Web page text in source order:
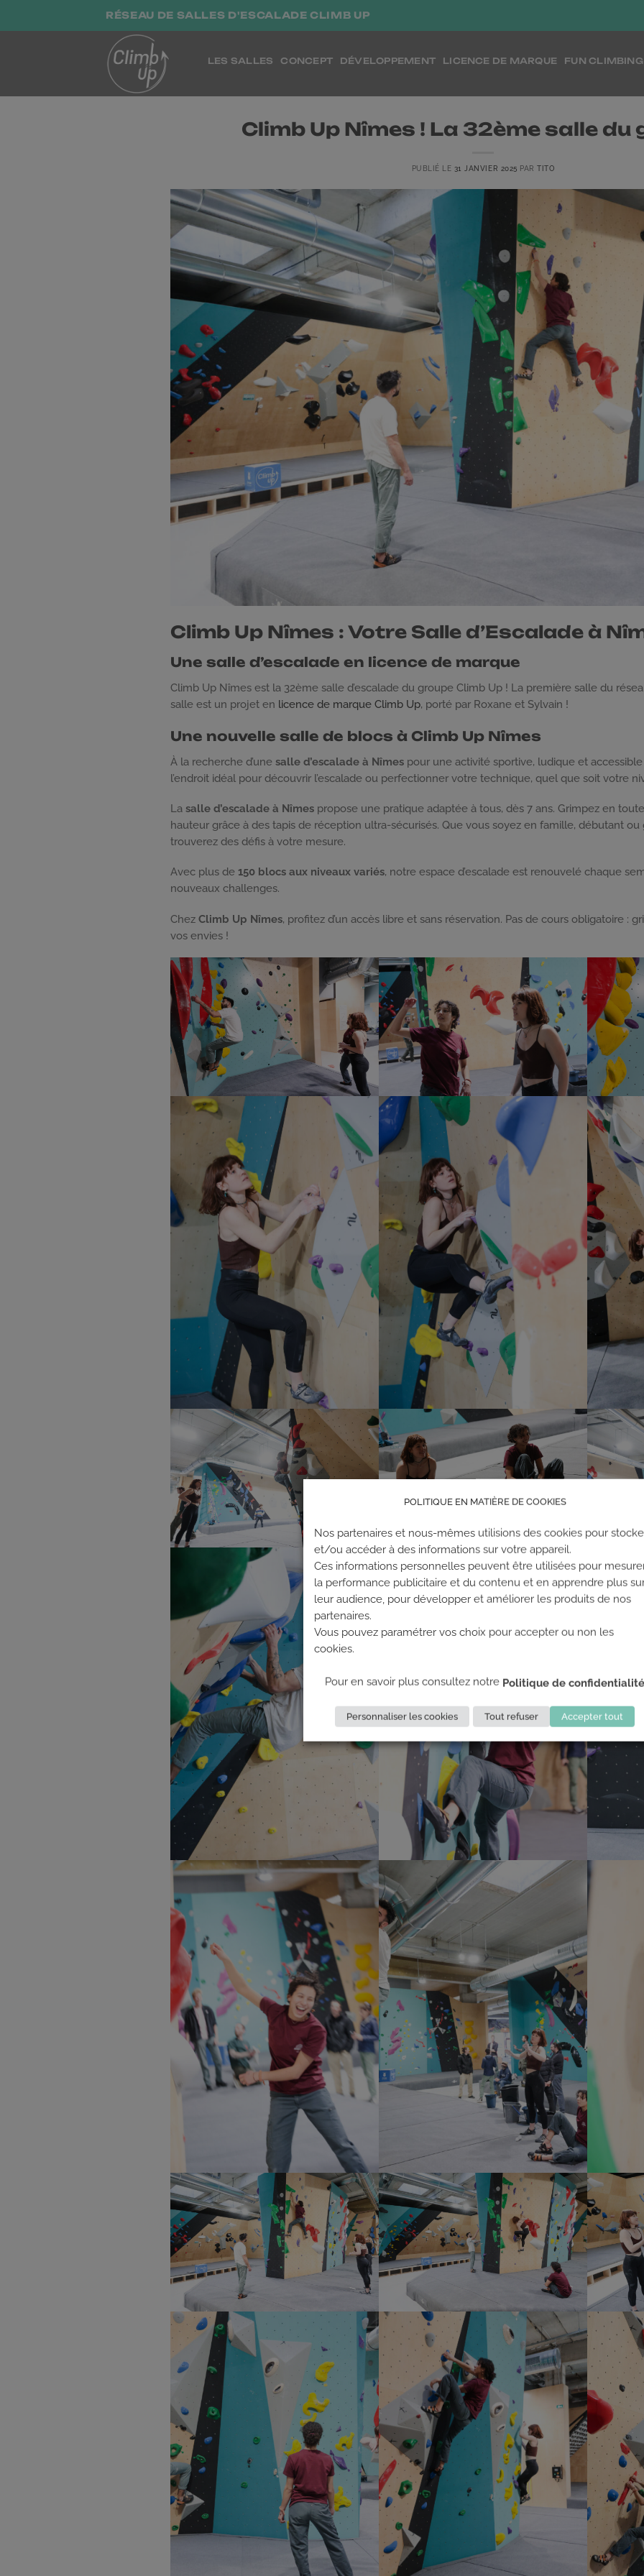
RÉSEAU DE SALLES D'ESCALADE CLIMB UP
LES SALLES CONCEPT DÉVELOPPEMENT LICENCE DE MARQUE FUN CLIMBING
Climb Up Nîmes ! La 32ème salle du
PUBLIÉ LE 31 JANVIER 2025 PARTITO
Climb Up Nîmes : Votre Salle d’Escalade à
Une salle d’escalade en licence de marque
Climb Up Nîmes est la 32ème salle d’escalade du groupe Climb Up ! La première salle du
salle est un projet en licence de marque Climb Up, porté par Roxane et Sylvain !
Une nouvelle salle de blocs à Climb Up Nîmes
À la recherche d’une salle d’escalade à Nîmes pour une activité sportive, ludique et
l’endroit idéal pour découvrir l’escalade ou perfectionner votre technique, quel que soit votre
La salle d’escalade à Nîmes propose une pratique adaptée à tous, dès 7 ans. Grimpez en
hauteur grâce à des tapis de réception ultra-sécurisés. Que vous soyez en famille, débutant
trouverez des défis à votre mesure.
Avec plus de 150 blocs aux niveaux variés, notre espace d’escalade est renouvelé chaque
nouveaux challenges.
Chez Climb Up Nîmes, profitez d’un accès libre et sans réservation. Pas de cours obligatoire :
vos envies !
POLITIQUE EN MATIÈRE DE COOKIES
Nos partenaires et nous-mêmes utilisions des cookies pour
et/ou accéder à des informations sur votre appareil.
Ces informations personnelles peuvent être utilisées pour
la performance publicitaire et du contenu et en apprendre plus
leur audience, pour développer et améliorer les produits de nos
partenaires.
Vous pouvez paramétrer vos choix pour accepter ou non les
cookies.
Pour en savoir plus consultez notre Politique de confidentialité
Personnaliser les cookies Tout refuser Accepter tout